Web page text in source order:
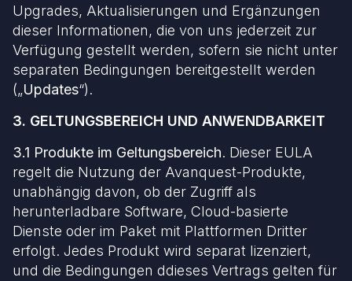
Upgrades, Aktualisierungen und Ergänzungen
dieser Informationen, die von uns jederzeit zur
Verfügung gestellt werden, sofern sie nicht unter
separaten Bedingungen bereitgestellt werden
(„Updates“).
3. GELTUNGSBEREICH UND ANWENDBARKEIT
3.1 Produkte im Geltungsbereich. Dieser EULA
regelt die Nutzung der Avanquest-Produkte,
unabhängig davon, ob der Zugriff als
herunterladbare Software, Cloud-basierte
Dienste oder im Paket mit Plattformen Dritter
erfolgt. Jedes Produkt wird separat lizenziert,
und die Bedingungen ddieses Vertrags gelten für